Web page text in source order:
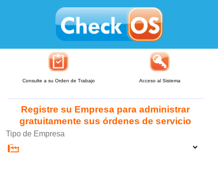
Consulte a su Orden de Trabajo Acceso al Sistema
Registre su Empresa para administrar
gratuitamente sus órdenes de servicio
Tipo de Empresa